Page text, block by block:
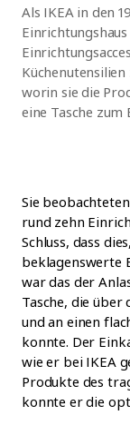
Als IKEA in den
worin sie die
eine Tasche zum
Sie
rund zehn
Schluss, dass
beklagenswerte
war das der
Tasche, die
und an einen
konnte. Der
wie er bei IKEA
Produkte des
konnte er die